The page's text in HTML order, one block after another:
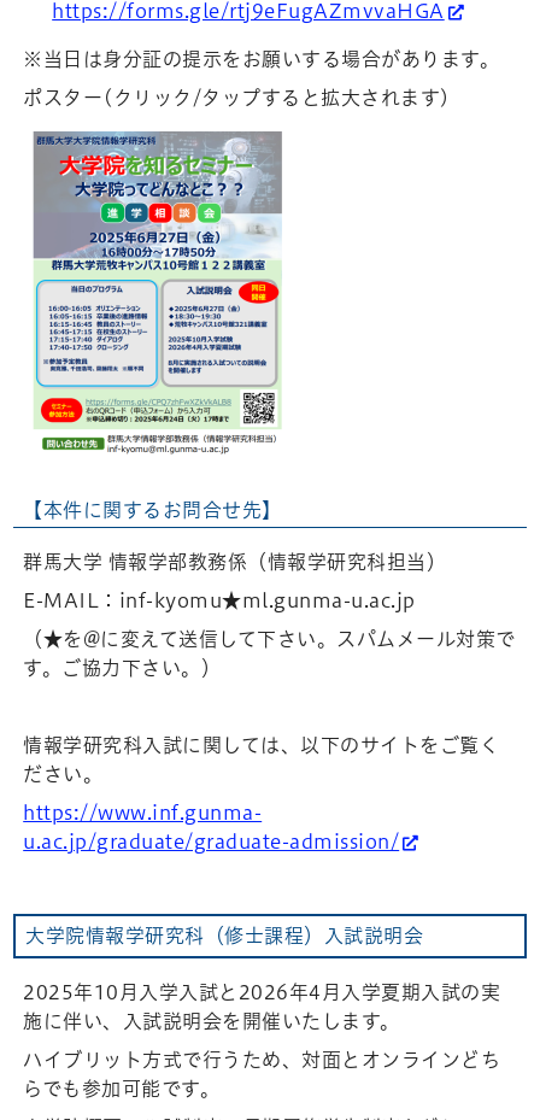
https://forms.gle/rtj9eFugAZmvvaHGA
※当日は身分証の提示をお願いする場合があります。
ポスター(クリック/タップすると拡大されます)
【本件に関するお問合せ先】
群馬大学 情報学部教務係（情報学研究科担当）
E-MAIL：inf-kyomu★ml.gunma-u.ac.jp
（★を@に変えて送信して下さい。スパムメール対策で
す。ご協力下さい。）
情報学研究科入試に関しては、以下のサイトをご覧く
ださい。
https://www.inf.gunma-
u.ac.jp/graduate/graduate-admission/
大学院情報学研究科（修士課程）入試説明会
2025年10月入学入試と2026年4月入学夏期入試の実
施に伴い、入試説明会を開催いたします。
ハイブリット方式で行うため、対面とオンラインどち
らでも参加可能です。